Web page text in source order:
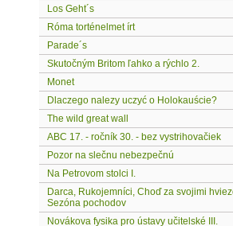
Los Geht´s
Róma torténelmet írt
Parade´s
Skutočným Britom ľahko a rýchlo 2.
Monet
Dlaczego nalezy uczyć o Holokauście?
The wild great wall
ABC 17. - ročník 30. - bez vystrihovačiek
Pozor na slečnu nebezpečnú
Na Petrovom stolci I.
Darca, Rukojemníci, Choď za svojimi
Sezóna pochodov
Novákova fysika pro ústavy učitelské III.